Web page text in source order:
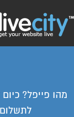
מהו פייפל?